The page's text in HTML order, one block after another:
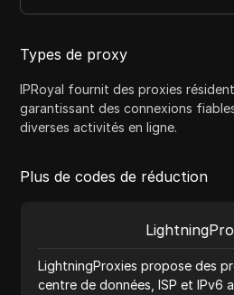
Types de proxy
IPRoyal fournit des proxies
garantissant des connexions
diverses activités en ligne.
Plus de codes de réduction
LightningProxies propose des
centre de données, ISP et IPv6